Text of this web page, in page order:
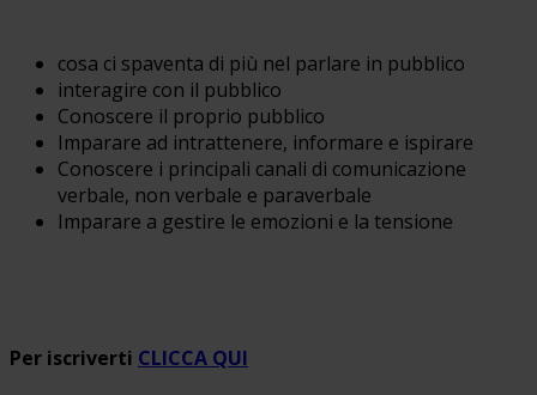
cosa ci spaventa di più nel parlare in pubblico
interagire con il pubblico
Conoscere il proprio pubblico
Imparare ad intrattenere, informare e ispirare
Conoscere i principali canali di comunicazione
verbale, non verbale e paraverbale
Imparare a gestire le emozioni e la tensione
Per iscriverti CLICCA QUI